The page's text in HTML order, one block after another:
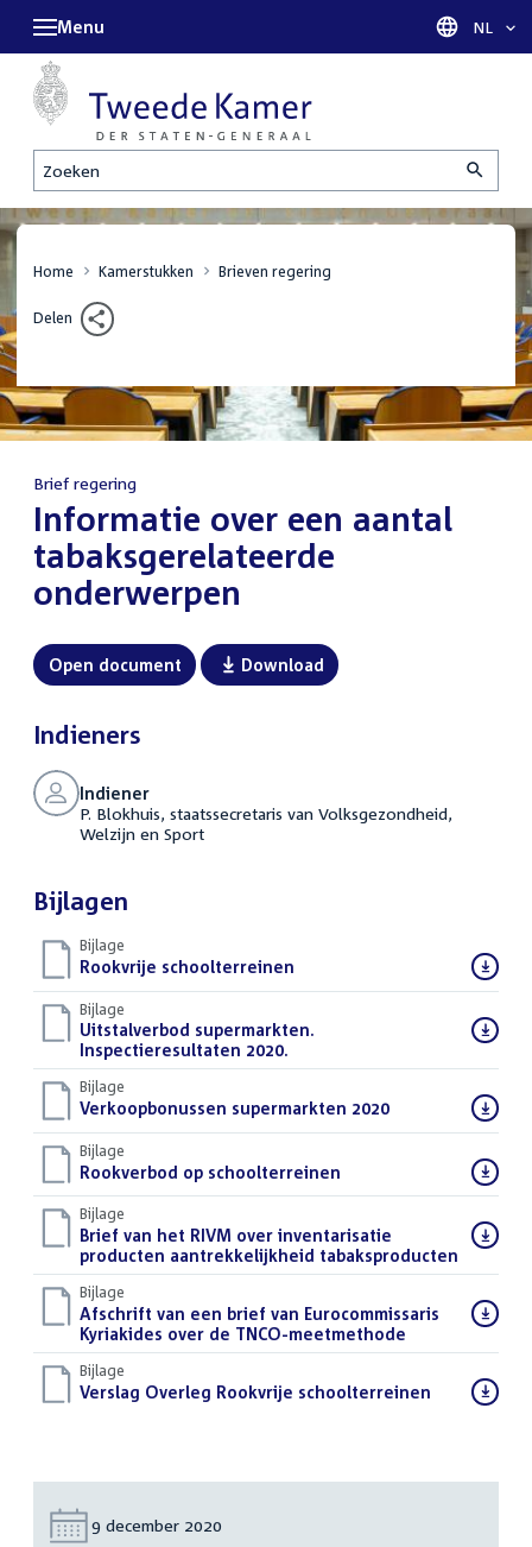
Zoeken
Menu Taal
NL
Home Kamerstukken Brieven regering
Delen
Brief regering
:Informatie over een aantal
tabaksgerelateerde
onderwerpen
Open document Download
Indieners
Indiener
P. Blokhuis, staatssecretaris van Volksgezondheid,
Welzijn en Sport
Bijlagen
Bijlage
Download
bestand:
Rookvrije schoolterreinen
Bijlage
Download
bestand:
Uitstalverbod supermarkten.
Inspectieresultaten 2020.
Bijlage
Download
bestand:
Verkoopbonussen supermarkten 2020(PDF)
Bijlage
Download
bestand:
Rookverbod op schoolterreinen
Bijlage
Download
bestand:
Brief van het RIVM over inventarisatie
producten aantrekkelijkheid tabaksproducten (PDF)
Bijlage
Download
bestand:
Afschrift van een brief van Eurocommissaris
Kyriakides over de TNCO-meetmethode
Bijlage
Download
Verslag Overleg Rookvrije schoolterreinen (PDF)
Datum:
9 december 2020